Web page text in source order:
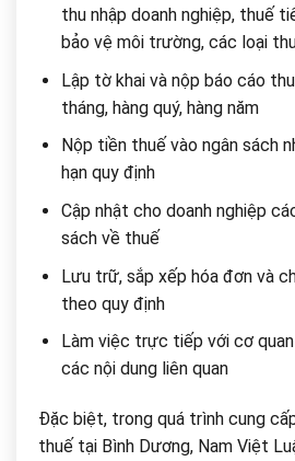
thu nhập doanh nghiệp, thuế
bảo vệ môi trường, các loại
Lập tờ khai và nộp báo cáo
tháng, hàng quý, hàng năm
Nộp tiền thuế vào ngân sách
hạn quy định
Cập nhật cho doanh nghiệp
sách về thuế
Lưu trữ, sắp xếp hóa đơn và
theo quy định
Làm việc trực tiếp với cơ
các nội dung liên quan
Đặc biệt, trong quá trình cung
thuế tại Bình Dương, Nam Việt